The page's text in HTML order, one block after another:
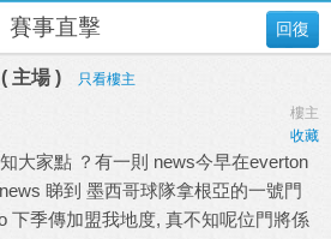
回復
賽事直擊
主場 )
只看樓主
樓主
收藏
大家點 ？有一則 news今早在everton
睇到 墨西哥球隊拿根亞的一號門
下季傳加盟我地度, 真不知呢位門將係